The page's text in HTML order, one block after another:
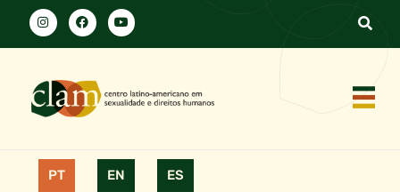
PT EN ES